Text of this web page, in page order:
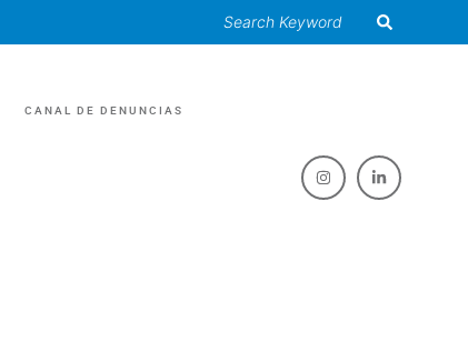
CANAL DE DENUNCIAS